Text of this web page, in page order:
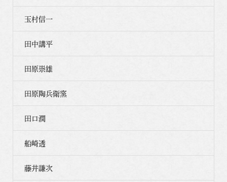
玉村信一
田中講平
田原崇雄
田原陶兵衛窯
田口潤
船崎透
藤井謙次